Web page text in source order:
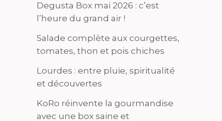
Degusta Box mai 2026 : c’est
l’heure du grand air !
Salade complète aux courgettes,
tomates, thon et pois chiches
Lourdes : entre pluie, spiritualité
et découvertes
KoRo réinvente la gourmandise
avec une box saine et